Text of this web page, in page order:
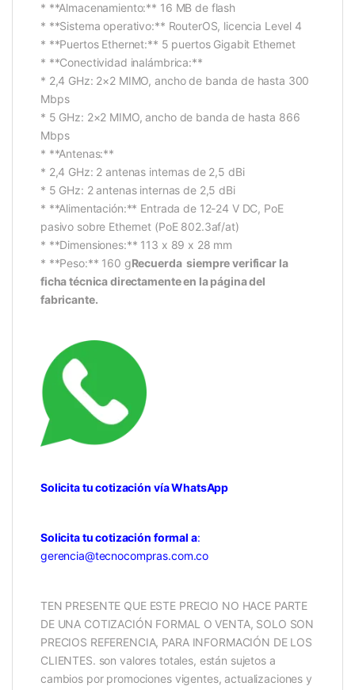
* **Almacenamiento:** 16 MB de flash
* **Sistema operativo:** RouterOS, licencia Level 4
* **Puertos Ethernet:** 5 puertos Gigabit Ethernet
* **Conectividad inalámbrica:**
* 2,4 GHz: 2×2 MIMO, ancho de banda de hasta 300
Mbps
* 5 GHz: 2×2 MIMO, ancho de banda de hasta 866
Mbps
* **Antenas:**
* 2,4 GHz: 2 antenas internas de 2,5 dBi
* 5 GHz: 2 antenas internas de 2,5 dBi
* **Alimentación:** Entrada de 12-24 V DC, PoE
pasivo sobre Ethernet (PoE 802.3af/at)
* **Dimensiones:** 113 x 89 x 28 mm
* **Peso:** 160 gRecuerda siempre verificar la
ficha técnica directamente en la página del
fabricante.
Solicita tu cotización vía WhatsApp
Solicita tu cotización formal a:
gerencia@tecnocompras.com.co
TEN PRESENTE QUE ESTE PRECIO NO HACE PARTE
DE UNA COTIZACIÓN FORMAL O VENTA, SOLO SON
PRECIOS REFERENCIA, PARA INFORMACIÓN DE LOS
CLIENTES. son valores totales, están sujetos a
cambios por promociones vigentes, actualizaciones y